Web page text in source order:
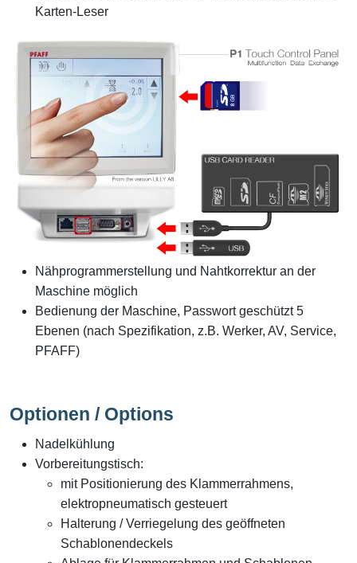
Karten-Leser
Nähprogrammerstellung und Nahtkorrektur an der
Maschine möglich
Bedienung der Maschine, Passwort geschützt 5
Ebenen (nach Spezifikation, z.B. Werker, AV, Service,
PFAFF)
Optionen / Options
Nadelkühlung
Vorbereitungstisch:
mit Positionierung des Klammerrahmens,
elektropneumatisch gesteuert
Halterung / Verriegelung des geöffneten
Schablonendeckels